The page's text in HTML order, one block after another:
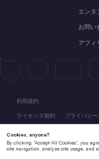
エンタ
お問い
アフィ
利用規約
ライセンス契約 プライバシ
Copyright © 2026 BOYUN